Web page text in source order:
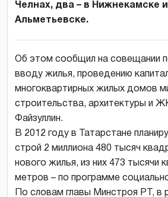
Челнах, два – в Нижнекамске
Альметьевске.
Об этом сообщил на совещании
вводу жилья, проведению
многоквартирных жилых домов
строительства, архитектуры и
Файзуллин.
В 2012 году в Татарстане
строй 2 миллиона 480 тысяч
нового жилья, из них 473 тысячи
метров – по программе
По словам главы Минстроя РТ, в